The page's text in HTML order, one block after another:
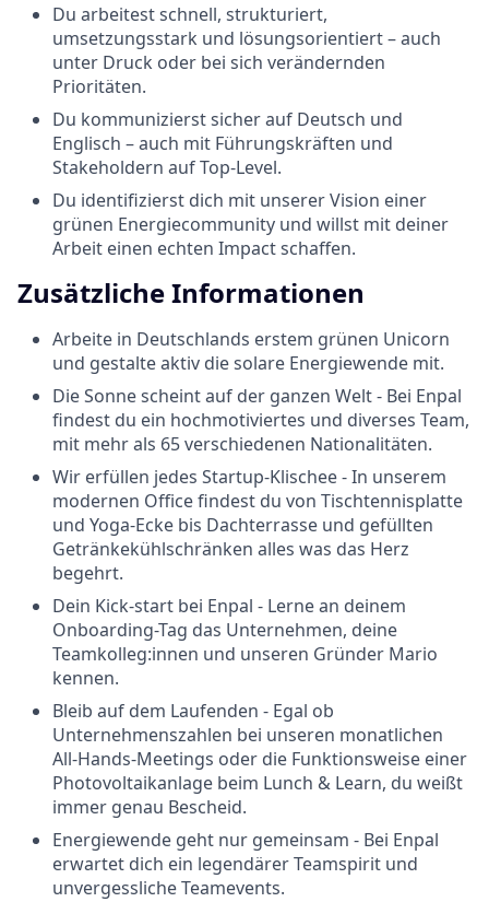
Du arbeitest schnell, strukturiert,
umsetzungsstark und lösungsorientiert – auch
unter Druck oder bei sich verändernden
Prioritäten.
Du kommunizierst sicher auf Deutsch und
Englisch – auch mit Führungskräften und
Stakeholdern auf Top-Level.
Du identifizierst dich mit unserer Vision einer
grünen Energiecommunity und willst mit deiner
Arbeit einen echten Impact schaffen.
Zusätzliche Informationen
Arbeite in Deutschlands erstem grünen Unicorn
und gestalte aktiv die solare Energiewende mit.
Die Sonne scheint auf der ganzen Welt - Bei Enpal
findest du ein hochmotiviertes und diverses Team,
mit mehr als 65 verschiedenen Nationalitäten.
Wir erfüllen jedes Startup-Klischee - In unserem
modernen Office findest du von Tischtennisplatte
und Yoga-Ecke bis Dachterrasse und gefüllten
Getränkekühlschränken alles was das Herz
begehrt.
Dein Kick-start bei Enpal - Lerne an deinem
Onboarding-Tag das Unternehmen, deine
Teamkolleg:innen und unseren Gründer Mario
kennen.
Bleib auf dem Laufenden - Egal ob
Unternehmenszahlen bei unseren monatlichen
All-Hands-Meetings oder die Funktionsweise einer
Photovoltaikanlage beim Lunch & Learn, du weißt
immer genau Bescheid.
Energiewende geht nur gemeinsam - Bei Enpal
erwartet dich ein legendärer Teamspirit und
unvergessliche Teamevents.